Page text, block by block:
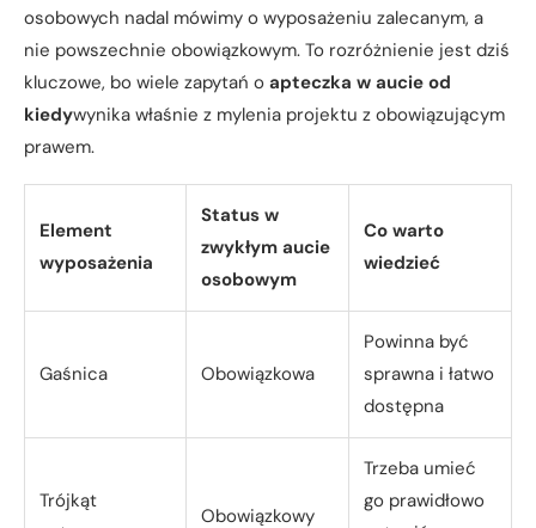
osobowych nadal mówimy o wyposażeniu zalecanym, a
nie powszechnie obowiązkowym. To rozróżnienie jest dziś
kluczowe, bo wiele zapytań o apteczka w aucie od
kiedywynika właśnie z mylenia projektu z obowiązującym
prawem.
Element
wyposażenia
Status w
zwykłym aucie
osobowym
Co warto
wiedzieć
Gaśnica Obowiązkowa
Powinna być
sprawna i łatwo
dostępna
Trójkąt
Obowiązkowy
Trzeba umieć
go prawidłowo